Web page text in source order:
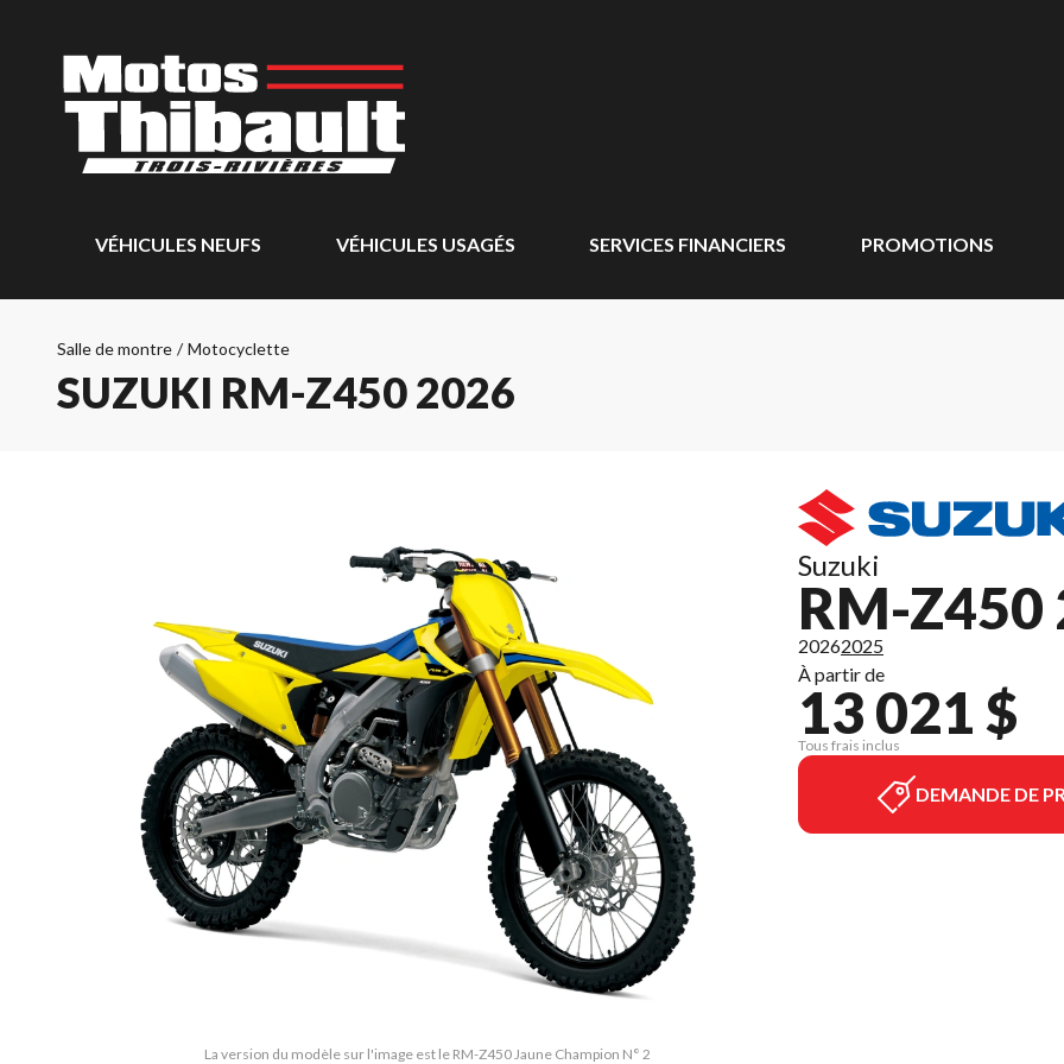
VÉHICULES NEUFS VÉHICULES USAGÉS SERVICES FINANCIERS PROMOTIONS
Salle de montre / Motocyclette
SUZUKI RM-Z450 2026
La version du modèle sur l'image est le RM-Z450 Jaune Champion N° 2
Suzuki
RM-Z450
20262025
À partir de
13 021 $
Tous frais inclus
DEMANDE DE